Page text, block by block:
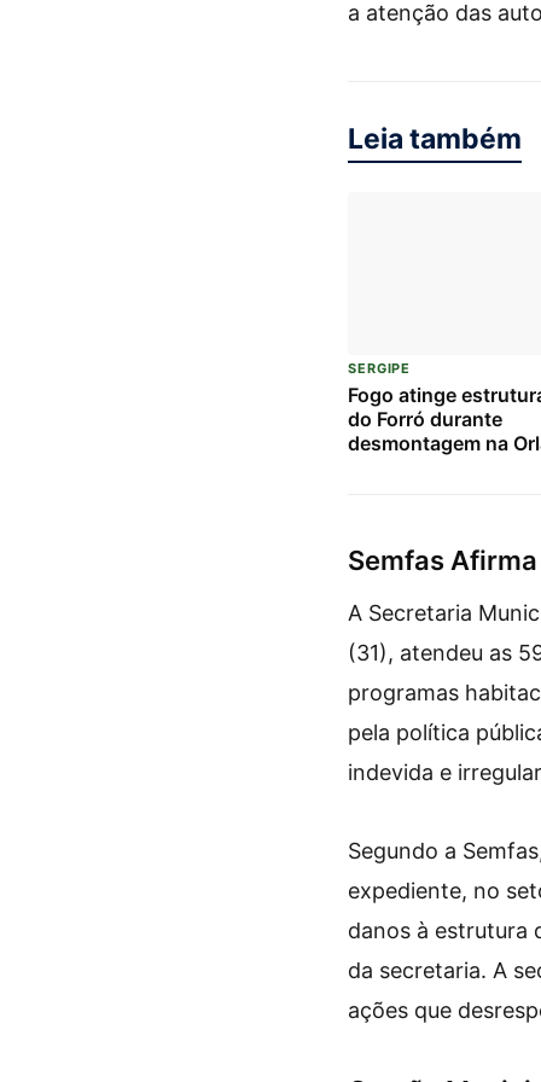
a atenção das
Leia também
SERGIPE
Fogo atinge
do Forró durante
desmontagem na
Semfas
A Secretaria
(31), atendeu as
programas
pela política
indevida e
Segundo a
expediente, no
danos à estrutura
da secretaria. A
ações que